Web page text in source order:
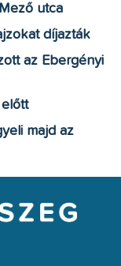
utca
díjazták
az Ebergényi
majd az